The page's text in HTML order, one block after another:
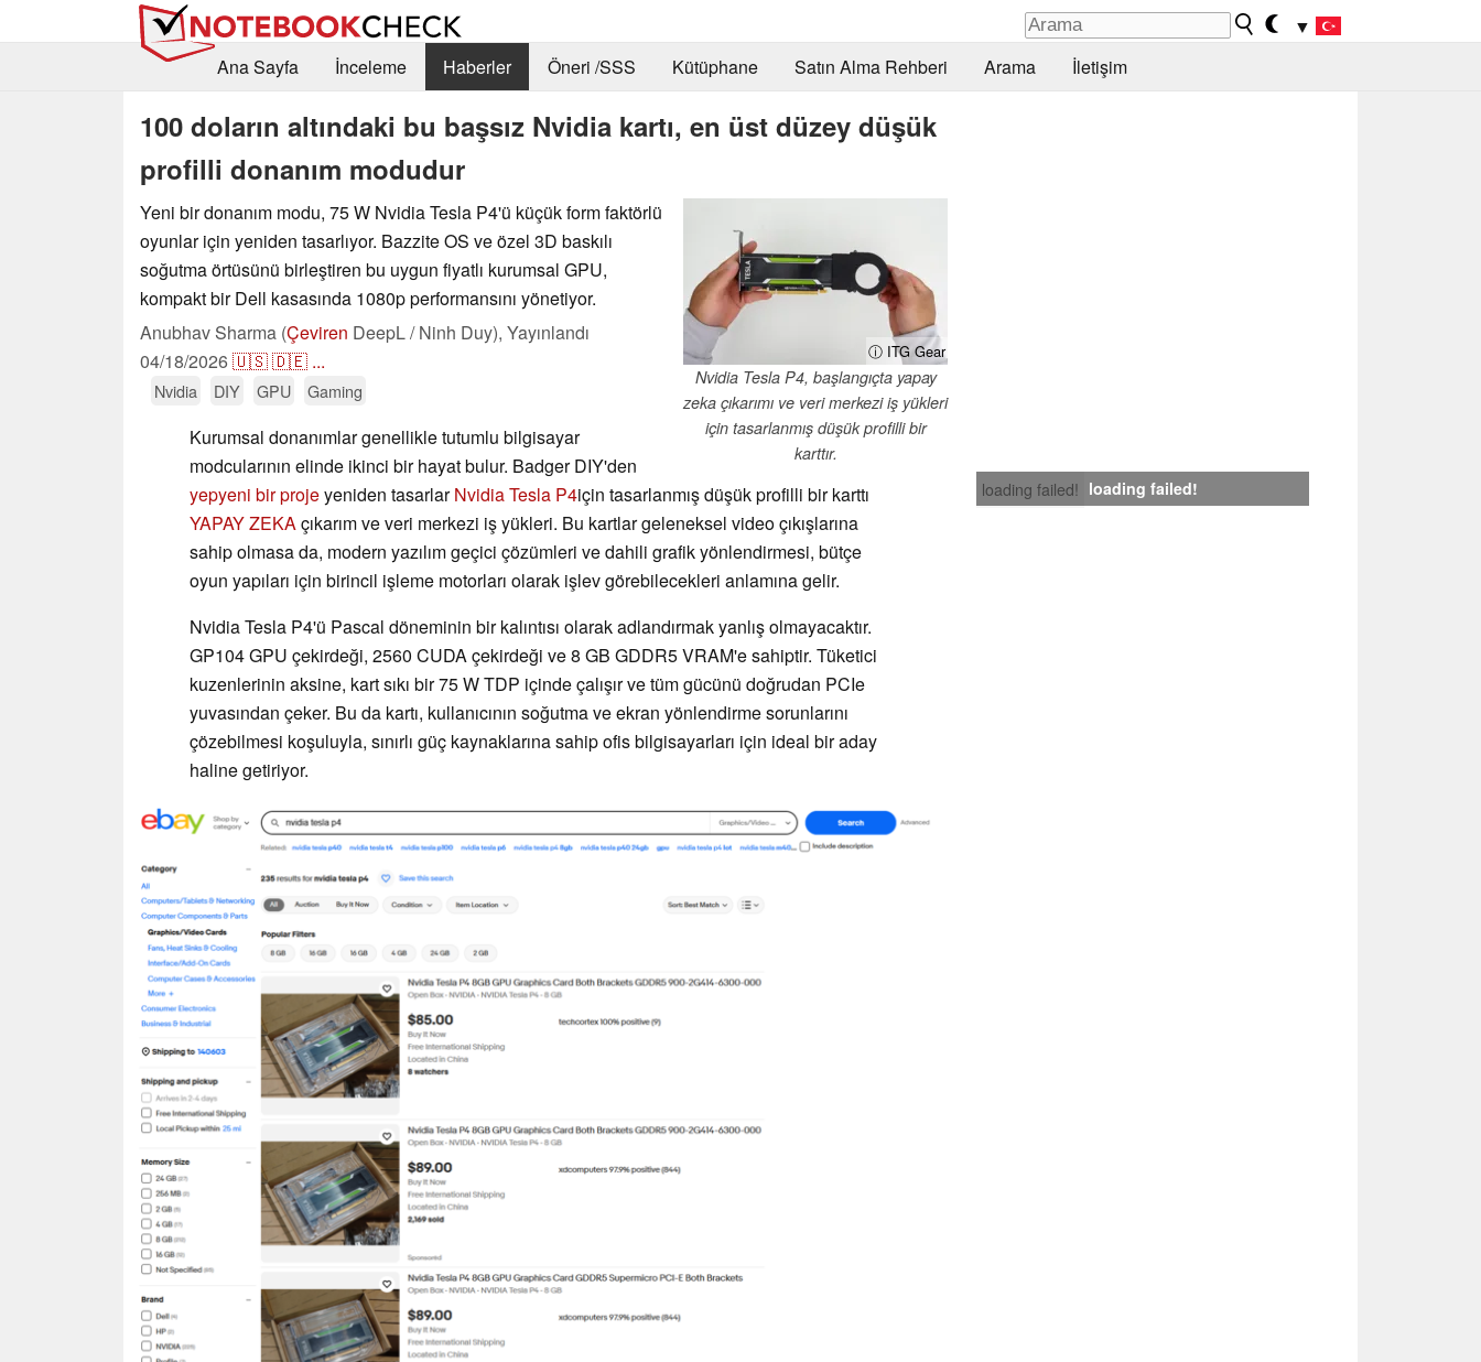
▼
Ana Sayfa
İnceleme Haberler Öneri /SSS Kütüphane Satın Alma Rehberi Arama İletişim
100 doların altındaki bu başsız Nvidia kartı, en üst düzey düşük
profilli donanım modudur
ⓘ ITG Gear
Nvidia Tesla P4, başlangıçta yapay
zeka çıkarımı ve veri merkezi iş yükleri
için tasarlanmış düşük profilli bir
karttır.
Yeni bir donanım modu, 75 W Nvidia Tesla P4'ü küçük form faktörlü
oyunlar için yeniden tasarlıyor. Bazzite OS ve özel 3D baskılı
soğutma örtüsünü birleştiren bu uygun fiyatlı kurumsal GPU,
kompakt bir Dell kasasında 1080p performansını yönetiyor.
Anubhav Sharma (Çeviren DeepL / Ninh Duy), Yayınlandı
04/18/2026🇺🇸🇩🇪 ...
Nvidia DIY GPU Gaming
loading failed! loading failed!
Kurumsal donanımlar genellikle tutumlu bilgisayar
modcularının elinde ikinci bir hayat bulur. Badger DIY'den
yepyeni bir projeyeniden tasarlarNvidia Tesla P4için tasarlanmış düşük profilli bir karttı
YAPAY ZEKAçıkarım ve veri merkezi iş yükleri. Bu kartlar geleneksel video çıkışlarına
sahip olmasa da, modern yazılım geçici çözümleri ve dahili grafik yönlendirmesi, bütçe
oyun yapıları için birincil işleme motorları olarak işlev görebilecekleri anlamına gelir.
Nvidia Tesla P4'ü Pascal döneminin bir kalıntısı olarak adlandırmak yanlış olmayacaktır.
GP104 GPU çekirdeği, 2560 CUDA çekirdeği ve 8 GB GDDR5 VRAM'e sahiptir. Tüketici
kuzenlerinin aksine, kart sıkı bir 75 W TDP içinde çalışır ve tüm gücünü doğrudan PCIe
yuvasından çeker. Bu da kartı, kullanıcının soğutma ve ekran yönlendirme sorunlarını
çözebilmesi koşuluyla, sınırlı güç kaynaklarına sahip ofis bilgisayarları için ideal bir aday
haline getiriyor.